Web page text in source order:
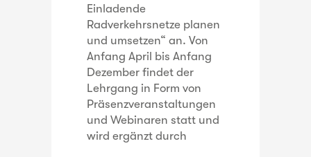
Einladende
Radverkehrsnetze planen
und umsetzen“ an. Von
Anfang April bis Anfang
Dezember findet der
Lehrgang in Form von
Präsenzveranstaltungen
und Webinaren statt und
wird ergänzt durch